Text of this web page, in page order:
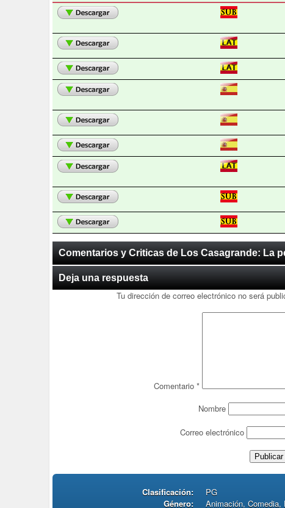
Comentarios y Criticas de Los Casagrande: La
Deja una respuesta
Tu dirección de correo electrónico no será
Comentario *
Nombre
Correo electrónico
Clasificación:
PG
Género:
Animación, Comedia,